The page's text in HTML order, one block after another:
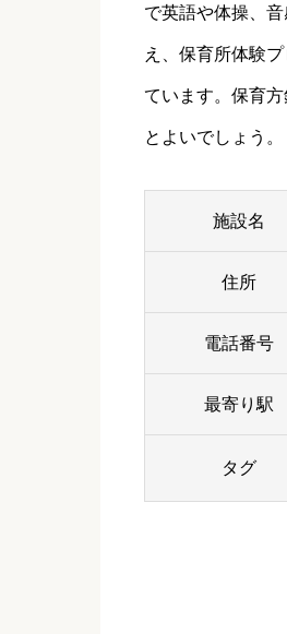
で英語や体操、
え、保育所体験
ています。保育
とよいでしょう。
施設名
住所
電話番号
最寄り駅
タグ